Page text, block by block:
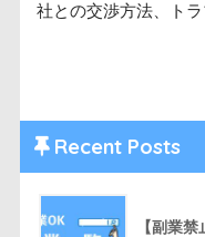
社との交渉方法、ト
Recent Posts
【副業